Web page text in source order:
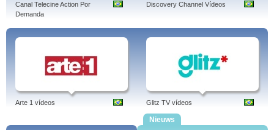
Canal Telecine Action Por
Demanda
Discovery Channel Vídeos
Arte 1 vídeos Glitz TV vídeos
Nieuws